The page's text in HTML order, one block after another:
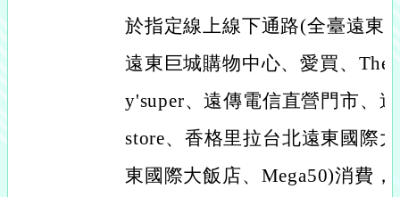
於指定線上線下通路(全臺遠東
遠東巨城購物中心、愛買、
y'super、遠傳電信直營門市、
store、香格里拉台北遠東國際
東國際大飯店、Mega50)消費